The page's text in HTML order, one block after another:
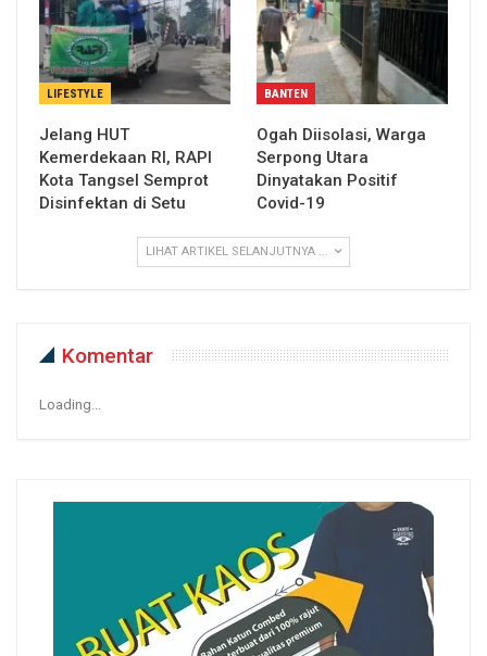
LIFESTYLE
Jelang HUT
Kemerdekaan RI, RAPI
Kota Tangsel Semprot
Disinfektan di Setu
BANTEN
Ogah Diisolasi, Warga
Serpong Utara
Dinyatakan Positif
Covid-19
LIHAT ARTIKEL SELANJUTNYA ...
Komentar
Loading...